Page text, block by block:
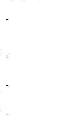
-
-
-
-